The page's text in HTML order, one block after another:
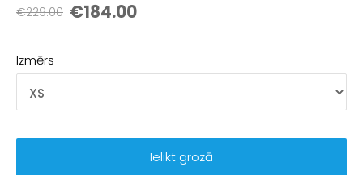
€229.00 €184.00
Izmērs
Ielikt grozā